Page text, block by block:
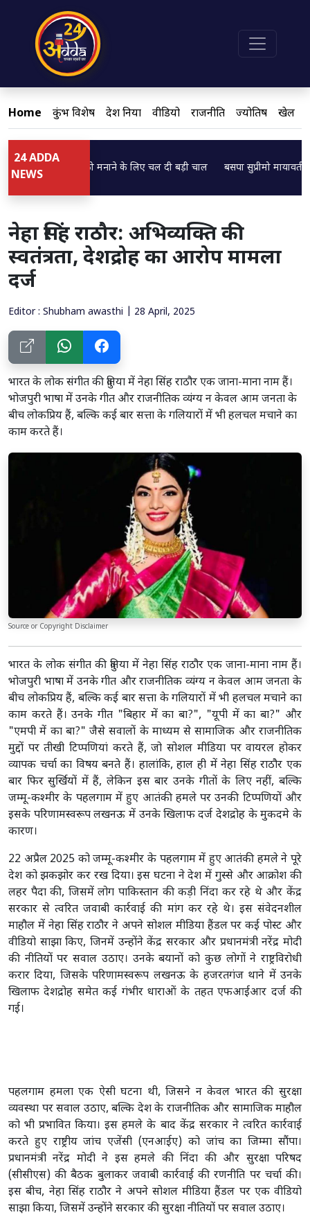
Home कुंभ विशेष देश दुनिया वीडियो राजनीति ज्योतिष खेल
24 ADDA
NEWS
ने ब्राह्मणों को मनाने के लिए चल दी बड़ी चाल Loading...
बसपा सुप्रीमो मायावती का
नेहा सिंह राठौर: अभिव्यक्ति की
स्वतंत्रता, देशद्रोह का आरोप मामला
दर्ज
Editor : Shubham awasthi | 28 April, 2025
भारत के लोक संगीत की दुनिया में नेहा सिंह राठौर एक जाना-माना नाम हैं।
भोजपुरी भाषा में उनके गीत और राजनीतिक व्यंग्य न केवल आम जनता के
बीच लोकप्रिय हैं, बल्कि कई बार सत्ता के गलियारों में भी हलचल मचाने का
काम करते हैं।
Source or Copyright Disclaimer
भारत के लोक संगीत की दुनिया में नेहा सिंह राठौर एक जाना-माना नाम हैं।
भोजपुरी भाषा में उनके गीत और राजनीतिक व्यंग्य न केवल आम जनता के
बीच लोकप्रिय हैं, बल्कि कई बार सत्ता के गलियारों में भी हलचल मचाने का
काम करते हैं। उनके गीत "बिहार में का बा?", "यूपी में का बा?" और
"एमपी में का बा?" जैसे सवालों के माध्यम से सामाजिक और राजनीतिक
मुद्दों पर तीखी टिप्पणियां करते हैं, जो सोशल मीडिया पर वायरल होकर
व्यापक चर्चा का विषय बनते हैं। हालांकि, हाल ही में नेहा सिंह राठौर एक
बार फिर सुर्खियों में हैं, लेकिन इस बार उनके गीतों के लिए नहीं, बल्कि
जम्मू-कश्मीर के पहलगाम में हुए आतंकी हमले पर उनकी टिप्पणियों और
इसके परिणामस्वरूप लखनऊ में उनके खिलाफ दर्ज देशद्रोह के मुकदमे के
कारण।
22 अप्रैल 2025 को जम्मू-कश्मीर के पहलगाम में हुए आतंकी हमले ने पूरे
देश को झकझोर कर रख दिया। इस घटना ने देश में गुस्से और आक्रोश की
लहर पैदा की, जिसमें लोग पाकिस्तान की कड़ी निंदा कर रहे थे और केंद्र
सरकार से त्वरित जवाबी कार्रवाई की मांग कर रहे थे। इस संवेदनशील
माहौल में नेहा सिंह राठौर ने अपने सोशल मीडिया हैंडल पर कई पोस्ट और
वीडियो साझा किए, जिनमें उन्होंने केंद्र सरकार और प्रधानमंत्री नरेंद्र मोदी
की नीतियों पर सवाल उठाए। उनके बयानों को कुछ लोगों ने राष्ट्रविरोधी
करार दिया, जिसके परिणामस्वरूप लखनऊ के हजरतगंज थाने में उनके
खिलाफ देशद्रोह समेत कई गंभीर धाराओं के तहत एफआईआर दर्ज की
गई।
पहलगाम हमला एक ऐसी घटना थी, जिसने न केवल भारत की सुरक्षा
व्यवस्था पर सवाल उठाए, बल्कि देश के राजनीतिक और सामाजिक माहौल
को भी प्रभावित किया। इस हमले के बाद केंद्र सरकार ने त्वरित कार्रवाई
करते हुए राष्ट्रीय जांच एजेंसी (एनआईए) को जांच का जिम्मा सौंपा।
प्रधानमंत्री नरेंद्र मोदी ने इस हमले की निंदा की और सुरक्षा परिषद
(सीसीएस) की बैठक बुलाकर जवाबी कार्रवाई की रणनीति पर चर्चा की।
इस बीच, नेहा सिंह राठौर ने अपने सोशल मीडिया हैंडल पर एक वीडियो
साझा किया, जिसमें उन्होंने सरकार की सुरक्षा नीतियों पर सवाल उठाए।